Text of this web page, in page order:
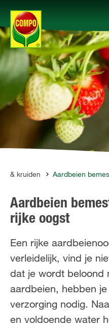
Producten
Advies
Tot je dienst
Onderneming
& kruiden Aardbeien
Aardbeien
rijke oogst
Een rijke
verleidelijk, vind je
dat je wordt beloond
aardbeien, hebben
verzorging nodig.
en voldoende water